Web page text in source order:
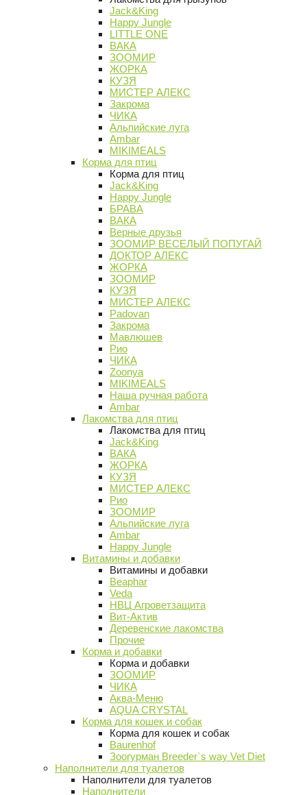
Jack&King
Happy Jungle
LITTLE ONE
ВАКА
ЗООМИР
ЖОРКА
КУЗЯ
МИСТЕР АЛЕКС
Закрома
ЧИКА
Альпийские луга
Ambar
MIKIMEALS
Корма для птиц
Корма для птиц
Jack&King
Happy Jungle
БРАВА
ВАКА
Верные друзья
ЗООМИР ВЕСЕЛЫЙ ПОПУГАЙ
ДОКТОР АЛЕКС
ЖОРКА
ЗООМИР
КУЗЯ
МИСТЕР АЛЕКС
Padovan
Закрома
Мавлюшев
Рио
ЧИКА
Zoonya
MIKIMEALS
Наша ручная работа
Ambar
Лакомства для птиц
Лакомства для птиц
Jack&King
ВАКА
ЖОРКА
КУЗЯ
МИСТЕР АЛЕКС
Рио
ЗООМИР
Альпийские луга
Ambar
Happy Jungle
Витамины и добавки
Витамины и добавки
Beaphar
Veda
НВЦ Агроветзащита
Вит-Актив
Деревенские лакомства
Прочие
Корма и добавки
Корма и добавки
ЗООМИР
ЧИКА
Аква-Меню
AQUA CRYSTAL
Корма для кошек и собак
Корма для кошек и собак
Baurenhof
Зоогурман Breeder`s way Vet Diet
Наполнители для туалетов
Наполнители для туалетов
Наполнители